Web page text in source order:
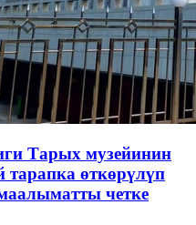
Тарых музейинин
өткөрүлүп
четке